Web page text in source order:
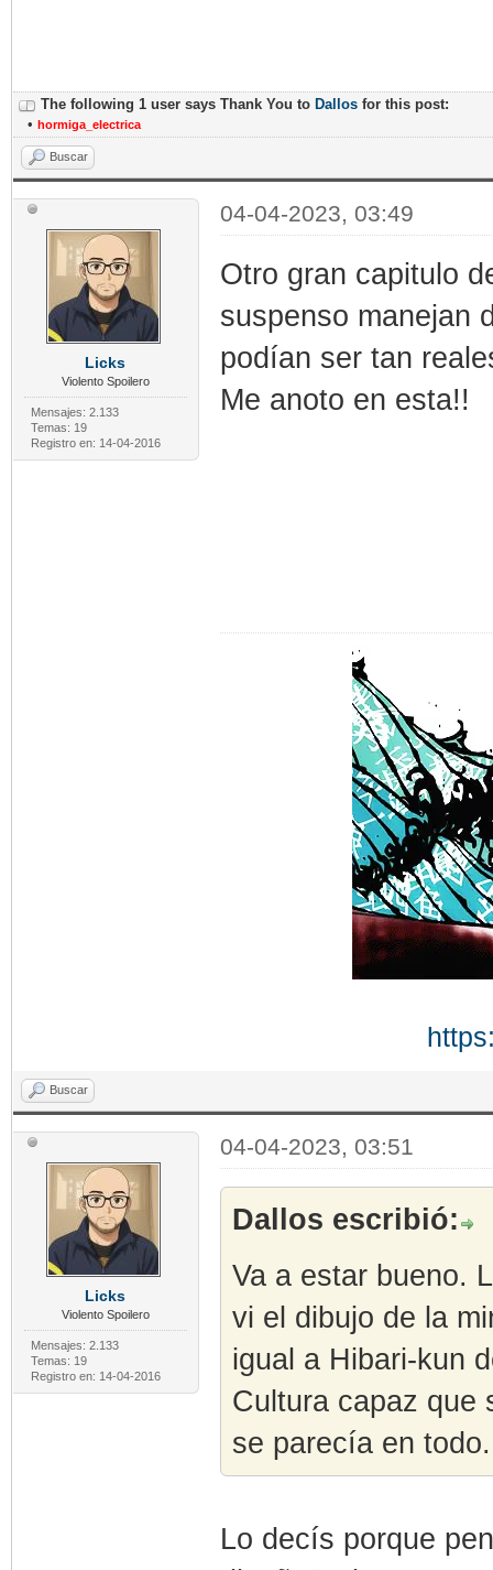
The following 1 user says Thank You to Dallos for this post:
• hormiga_electrica
Buscar
Licks
Violento Spoilero
Mensajes: 2.133
Temas: 19
Registro en: 14-04-2016
04-04-2023, 03:49
Otro gran capitulo
suspenso manejan
podían ser tan
Me anoto en esta!!
Buscar
Licks
Violento Spoilero
Mensajes: 2.133
Temas: 19
Registro en: 14-04-2016
04-04-2023, 03:51
Dallos escribió:
Va a estar bueno.
vi el dibujo de la
igual a Hibari-kun
Cultura capaz que
se parecía en
Lo decís porque